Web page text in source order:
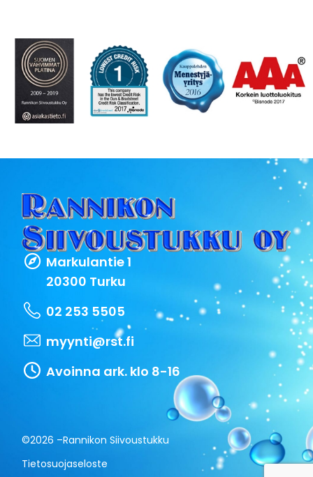
Markulantie 1
20300 Turku
02 253 5505
myynti@rst.fi
Avoinna ark. klo 8-16
©2026 –Rannikon Siivoustukku
Tietosuojaseloste